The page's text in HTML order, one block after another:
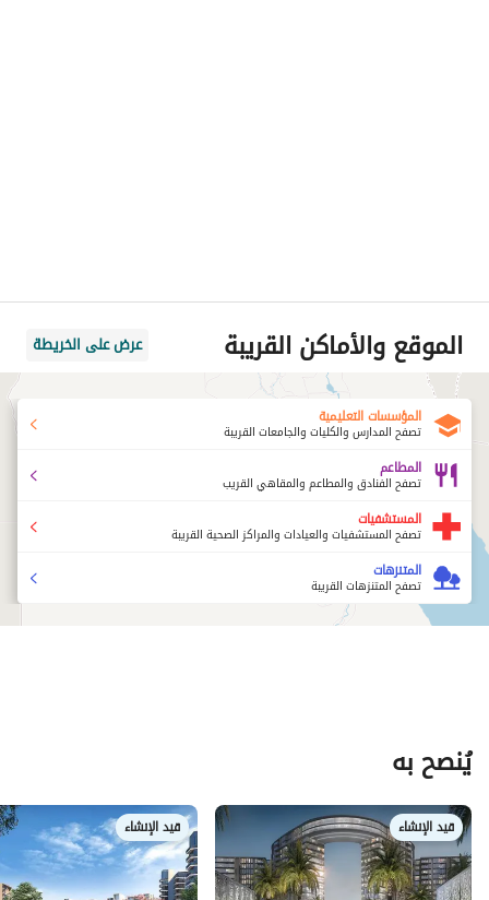
الموقع والأماكن القريبة عرض على الخريطة
المؤسسات التعليمية
تصفح المدارس والكليات والجامعات القريبة
المطاعم
تصفح الفنادق والمطاعم والمقاهي القريب
المستشفيات
تصفح المستشفيات والعيادات والمراكز الصحية القريبة
المتنزهات
تصفح المتنزهات القريبة
يُنصح به
قيد الإنشاء قيد الإنشاء